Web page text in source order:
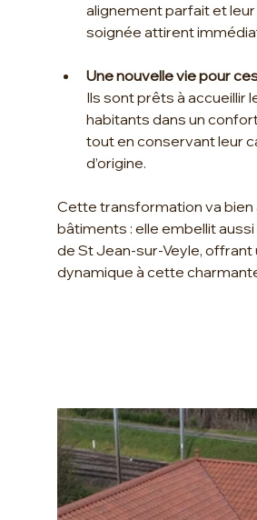
alignement parfait et
soignée attirent
Une nouvelle vie pour
Ils sont prêts à accueillir
habitants dans un
tout en conservant leur
d’origine.
Cette transformation va bien
bâtiments : elle embellit
de St Jean-sur-Veyle, offrant
dynamique à cette